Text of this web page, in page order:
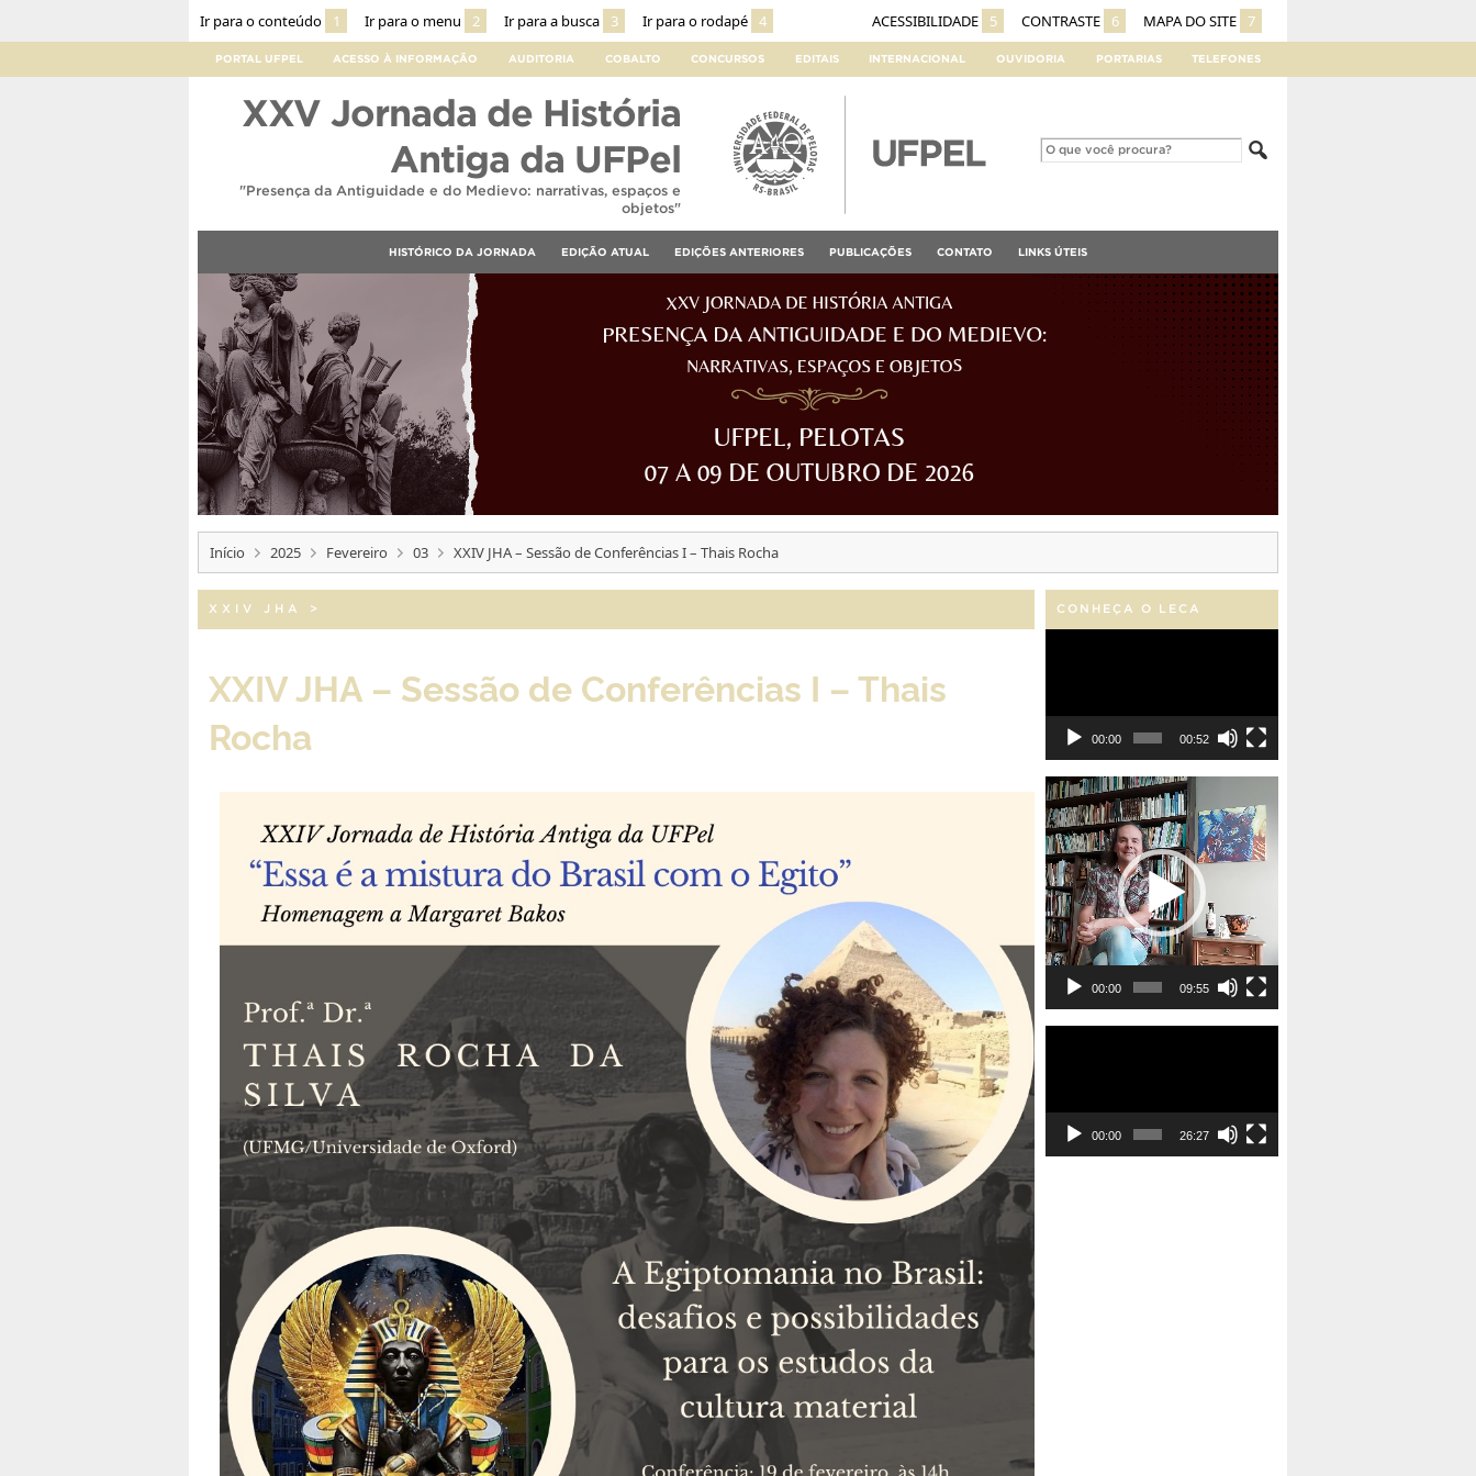
Ir para o conteúdo 1 Ir para o menu 2 Ir para a busca 3 Ir para o rodapé 4 ACESSIBILIDADE 5 CONTRASTE 6 MAPA DO SITE 7
PORTAL UFPEL ACESSO À INFORMAÇÃO AUDITORIA COBALTO CONCURSOS EDITAIS INTERNACIONAL OUVIDORIA PORTARIAS TELEFONES
XXV Jornada de História
Antiga da UFPel
"Presença da Antiguidade e do Medievo: narrativas, espaços e
objetos"
HISTÓRICO DA JORNADA EDIÇÃO ATUAL EDIÇÕES ANTERIORES PUBLICAÇÕES CONTATO LINKS ÚTEIS
Início 2025 Fevereiro 03 XXIV JHA – Sessão de Conferências I – Thais Rocha
XXIV JHA >
XXIV JHA – Sessão de Conferências I – Thais
Rocha
CONHEÇA O LECA
00:00 00:52
Tocador
de
vídeo
00:00 09:55
00:00 26:27